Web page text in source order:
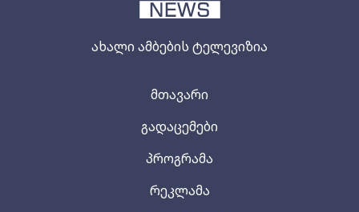
ახალი ამბების ტელევიზია
მთავარი
გადაცემები
პროგრამა
რეკლამა